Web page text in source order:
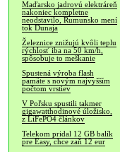
Maďarsko jadrovú elektráreň
nakoniec kompletne
neodstavilo, Rumunsko mení
tok Dunaja
Železnice znižujú kvôli teplu
rýchlosť iba na 50 km/h,
spôsobuje to meškanie
Spustená výroba flash
pamäte s novým najvyšším
počtom vrstiev
V Poľsku spustili takmer
gigawatthodinové úložisko,
z LiFePO4 článkov
Telekom pridal 12 GB balík
pre Easy, chce zaň 12 eur